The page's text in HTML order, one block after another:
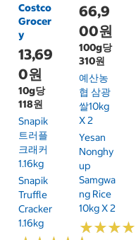
Costco
Grocer
y
13,69
0원
10g당
118원
Snapik
트러플
크래커
1.16kg
Snapik
Truffle
Cracker
1.16kg
66,9
00원
100g당
310원
예산농
협 삼광
쌀10kg
X 2
Yesan
Nonghy
Up
Samgwa
Ng Rice
10kg X 2
★★★★
★★★★